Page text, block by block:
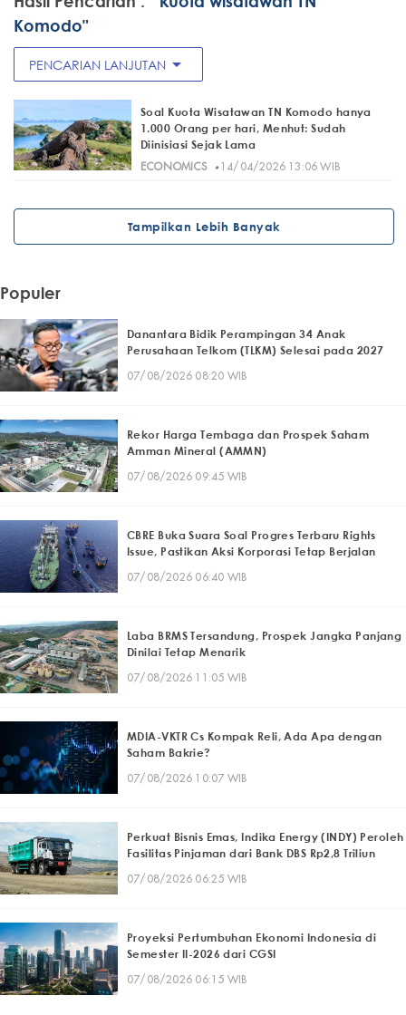
Komodo"
PENCARIAN LANJUTAN arrow_drop_down
Soal Kuota Wisatawan TN Komodo hanya
1.000 Orang per hari, Menhut: Sudah
Diinisiasi Sejak Lama
ECONOMICS· 14/04/2026 13:06 WIB
Tampilkan Lebih Banyak
Populer
Danantara Bidik Perampingan 34 Anak
Perusahaan Telkom (TLKM) Selesai pada 2027
07/08/2026 08:20 WIB
Rekor Harga Tembaga dan Prospek Saham
Amman Mineral (AMMN)
07/08/2026 09:45 WIB
CBRE Buka Suara Soal Progres Terbaru Rights
Issue, Pastikan Aksi Korporasi Tetap Berjalan
07/08/2026 06:40 WIB
Laba BRMS Tersandung, Prospek Jangka Panjang
Dinilai Tetap Menarik
07/08/2026 11:05 WIB
MDIA-VKTR Cs Kompak Reli, Ada Apa dengan
Saham Bakrie?
07/08/2026 10:07 WIB
Perkuat Bisnis Emas, Indika Energy (INDY) Peroleh
Fasilitas Pinjaman dari Bank DBS Rp2,8 Triliun
07/08/2026 06:25 WIB
Proyeksi Pertumbuhan Ekonomi Indonesia di
Semester II-2026 dari CGSI
07/08/2026 06:15 WIB